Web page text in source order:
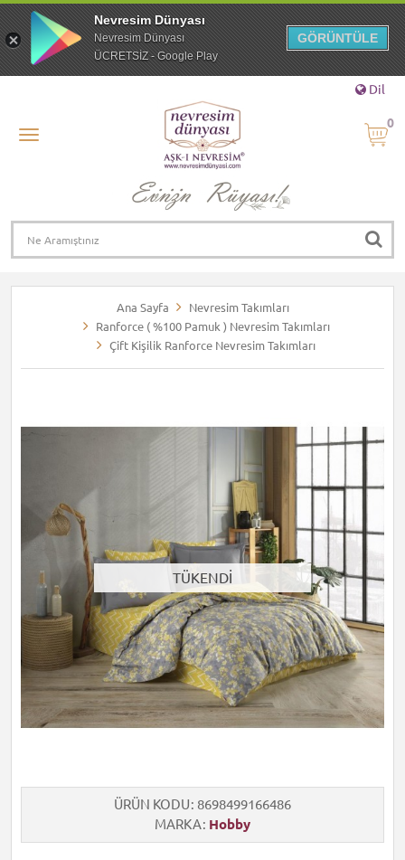
Dil
0
Ana Sayfa
Nevresim Takımları
Ranforce ( %100 Pamuk ) Nevresim Takımları
Çift Kişilik Ranforce Nevresim Takımları
TÜKENDİ
ÜRÜN KODU 8698499166486
MARKA Hobby
Nevresim Dünyası
Nevresim Dünyası
ÜCRETSİZ - Google Play
GÖRÜNTÜLE